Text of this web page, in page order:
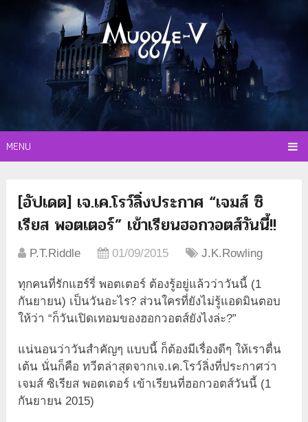
MENU
[อัปเดต] เจ.เค.โรว์ลิ่งประกาศ “เจมส์ ซิ
เรียส พอตเตอร์” เข้าเรียนฮอกวอตส์วันนี้!!
P.T.Riddle 01/09/2015 J.K.Rowling
ทุกคนที่รักแฮร์รี่ พอตเตอร์ ต้องรู้อยู่แล้วว่าวันนี้ (1
กันยายน) เป็นวันอะไร? ส่วนใครที่ยังไม่รู้แอดมินตอบ
ให้ว่า “ก็วันเปิดเทอมของฮอกวอตส์ยังไงล่ะ?”
แน่นอนว่าวันสำคัญๆ แบบนี้ ก็ต้องมีเรื่องดีๆ ให้เราตื่น
เต้น นั่นก็คือ ทวีตล่าสุดจากเจ.เค.โรว์ลิ่งที่ประกาศว่า
เจมส์ ซิเรียส พอตเตอร์ เข้าเรียนที่ฮอกวอตส์วันนี้ (1
กันยายน 2015)